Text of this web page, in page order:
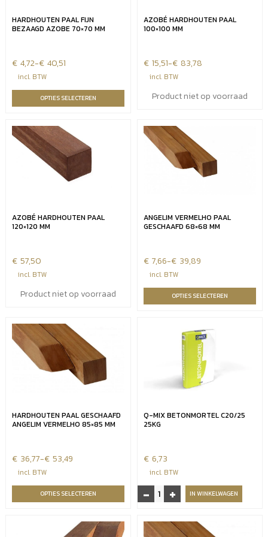
HARDHOUTEN PAAL FIJN
BEZAAGD AZOBE 70×70 MM
€ 4,72-€ 40,51
Prijsklasse:
€4,72
tot
incl. BTW
OPTIES SELECTEREN
AZOBÉ HARDHOUTEN PAAL
100×100 MM
€ 15,51-€ 83,78
Prijsklasse:
€15,51
€83,78
incl. BTW
Product niet op voorraad
AZOBÉ HARDHOUTEN PAAL
120×120 MM
€ 57,50
incl. BTW
Product niet op voorraad
ANGELIM VERMELHO PAAL
GESCHAAFD 68×68 MM
€ 7,66-€ 39,89
Prijsklasse:
€7,66
tot
incl. BTW
OPTIES SELECTEREN
HARDHOUTEN PAAL GESCHAAFD
ANGELIM VERMELHO 85×85 MM
€ 36,77-€ 53,49
Prijsklasse:
€36,77
tot
incl. BTW
OPTIES SELECTEREN
Q-MIX BETONMORTEL C20/25
25KG
€ 6,73
incl. BTW
-
Q-
Mix
C20/25
+ IN WINKELWAGEN